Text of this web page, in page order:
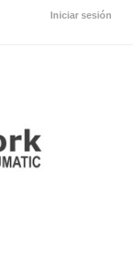
Iniciar sesión